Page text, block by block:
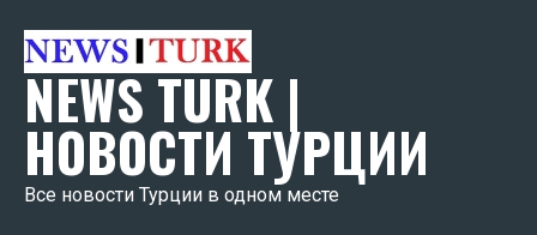
NEWS TURK |
НОВОСТИ ТУРЦИИ
Все новости Турции в одном месте